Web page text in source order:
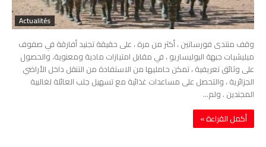
Actualités
وقف منتدى فورساتين ، أكثر من مرة ، على حقيقة تجنيد أفارقة في صفوف
ميليشيات جبهة البوليساريو ، في مقابل امتيازات مادية ومعنوية، والحصول
على وثائق تعريفية ، تمكن حامليها من الاستفادة من التنقل داخل الأراضي
الجزائرية ، والتحصل على مساعدات غذائية مع تسهيل جلب العائلة لغالبية
المجندين . ولم…
‫أكمل القراءة »‬